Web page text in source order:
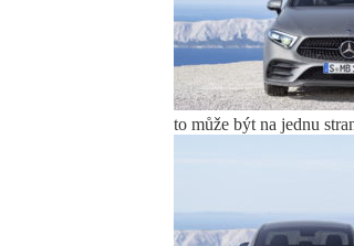
to může být na jednu